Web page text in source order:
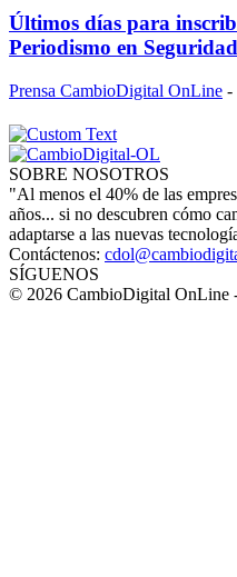
Últimos días para
Periodismo en
Prensa CambioDigital OnLine -
SOBRE NOSOTROS
"Al menos el 40% de las
años... si no descubren cómo
adaptarse a las nuevas
Contáctenos:
SÍGUENOS
© 2026 CambioDigital OnLine